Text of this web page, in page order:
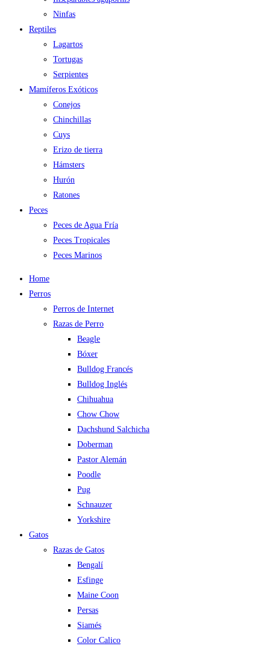
Ninfas
Reptiles
Lagartos
Tortugas
Serpientes
Mamíferos Exóticos
Conejos
Chinchillas
Cuys
Erizo de tierra
Hámsters
Hurón
Ratones
Peces
Peces de Agua Fría
Peces Tropicales
Peces Marinos
Home
Perros
Perros de Internet
Razas de Perro
Beagle
Bóxer
Bulldog Francés
Bulldog Inglés
Chihuahua
Chow Chow
Dachshund Salchicha
Doberman
Pastor Alemán
Poodle
Pug
Schnauzer
Yorkshire
Gatos
Razas de Gatos
Bengalí
Esfinge
Maine Coon
Persas
Siamés
Color Calico